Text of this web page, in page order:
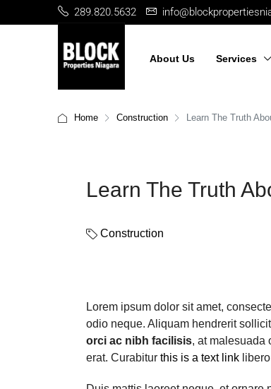
289.820.5632
About Us Services
Home Construction Learn The Truth
Learn The Truth
Construction
Lorem ipsum dolor sit amet,
odio neque. Aliquam hendrerit
orci ac nibh facilisis, at malesuada
erat. Curabitur this is a text link